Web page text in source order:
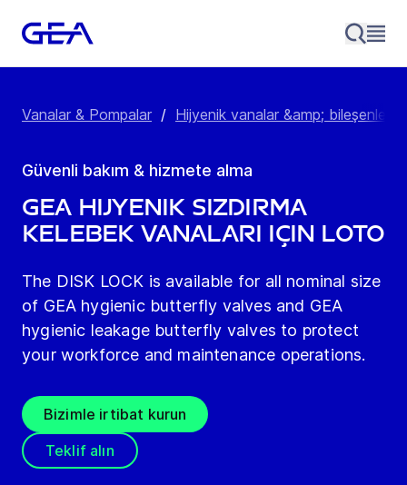
Vanalar & Pompalar / Hijyenik vanalar &amp; bileşenler
Güvenli bakım & hizmete alma
GEA Hijyenik sızdırma
kelebek vanaları için LoTo
The DISK LOCK is available for all nominal size
of GEA hygienic butterfly valves and GEA
hygienic leakage butterfly valves to protect
your workforce and maintenance operations.
Bizimle irtibat kurun
Teklif alın